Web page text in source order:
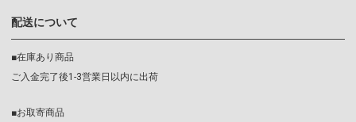
配送について
■在庫あり商品
ご入金完了後1-3営業日以内に出荷
■お取寄商品